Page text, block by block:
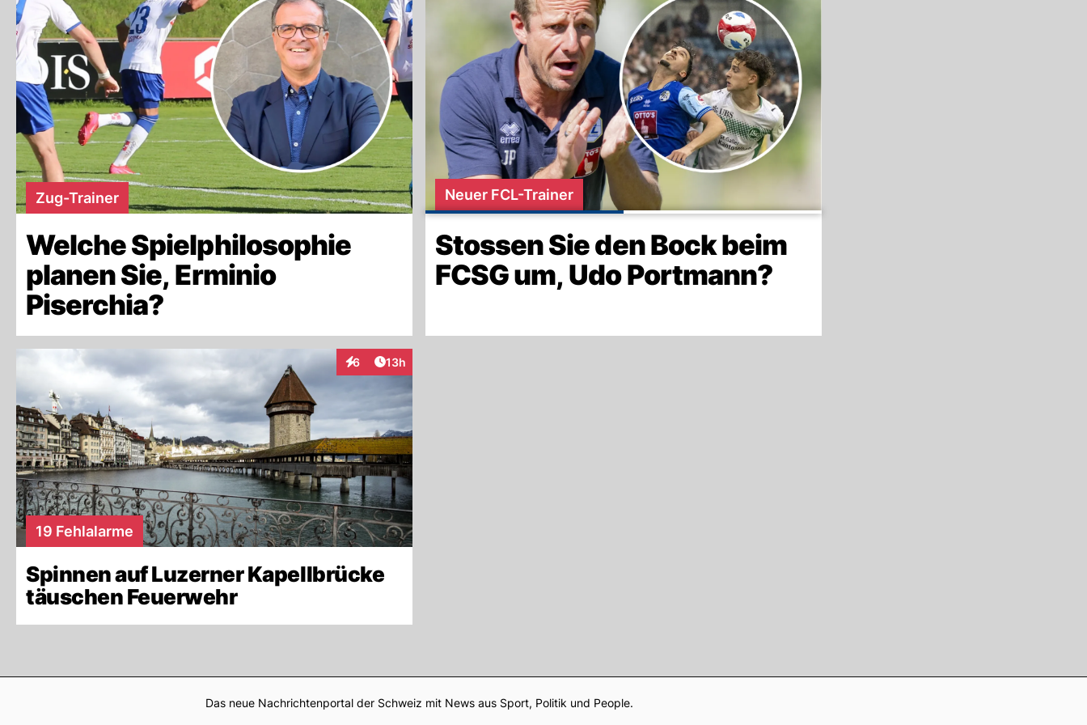
Zug-Trainer
Welche Spielphilosophie
planen Sie, Erminio
Piserchia?
Neuer FCL-Trainer
Stossen Sie den Bock beim
FCSG um, Udo Portmann?
6
InteraktionenArtikel veröffentlicht:
13h
19 Fehlalarme
Spinnen auf Luzerner Kapellbrücke
täuschen Feuerwehr
Footer
Das neue Nachrichtenportal der Schweiz mit News aus Sport, Politik und People.